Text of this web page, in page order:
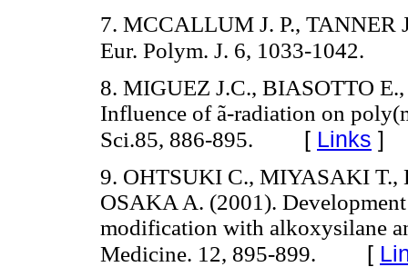
7. MCCALLUM J. P., TANNER
Eur. Polym. J. 6, 1033-1042.
8. MIGUEZ J.C., BIASOTTO
Influence of ã-radiation on
Sci.85, 886-895. [ Links ]
9. OHTSUKI C., MIYASAKI
OSAKA A. (2001).
modification with alkoxysilane
Medicine. 12, 895-899. [